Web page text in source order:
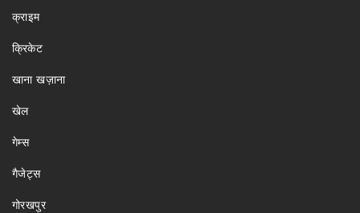
क्राइम
क्रिकेट
खाना खज़ाना
खेल
गेम्स
गैजेट्स
गोरखपुर